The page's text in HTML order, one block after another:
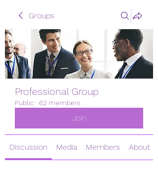
Groups
Professional Group
Public · 62 members
Join
Discussion Media Members About